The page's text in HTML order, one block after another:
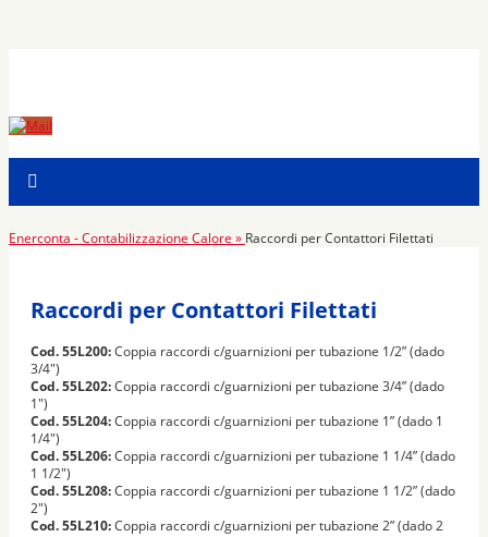
Enerconta - Contabilizzazione Calore » Raccordi per Contattori Filettati
Raccordi per Contattori Filettati
Cod. 55L200:Coppia raccordi c/guarnizioni per tubazione 1/2” (dado
3/4″)
Cod. 55L202:Coppia raccordi c/guarnizioni per tubazione 3/4” (dado
1″)
Cod. 55L204:Coppia raccordi c/guarnizioni per tubazione 1” (dado 1
1/4″)
Cod. 55L206:Coppia raccordi c/guarnizioni per tubazione 1 1/4” (dado
1 1/2″)
Cod. 55L208:Coppia raccordi c/guarnizioni per tubazione 1 1/2” (dado
2″)
Cod. 55L210:Coppia raccordi c/guarnizioni per tubazione 2” (dado 2